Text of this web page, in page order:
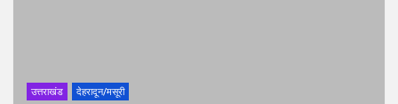
उत्तराखंड देहरादून/मसूरी